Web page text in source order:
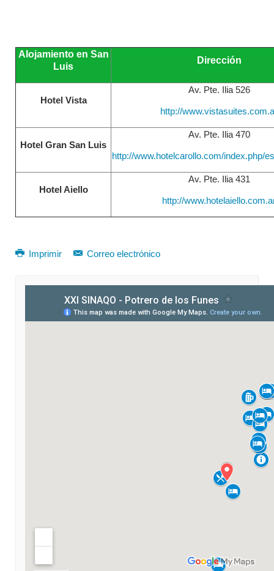
Alojamiento en San
Luis
Dirección
Hotel Vista
Av. Pte. Ilia 526
http://
Hotel Gran San Luis
Av. Pte. Ilia 470
http://www.hotelcarollo.com/index.php/
Hotel Aiello
Av. Pte. Ilia 431
http://
Imprimir Correo electrónico